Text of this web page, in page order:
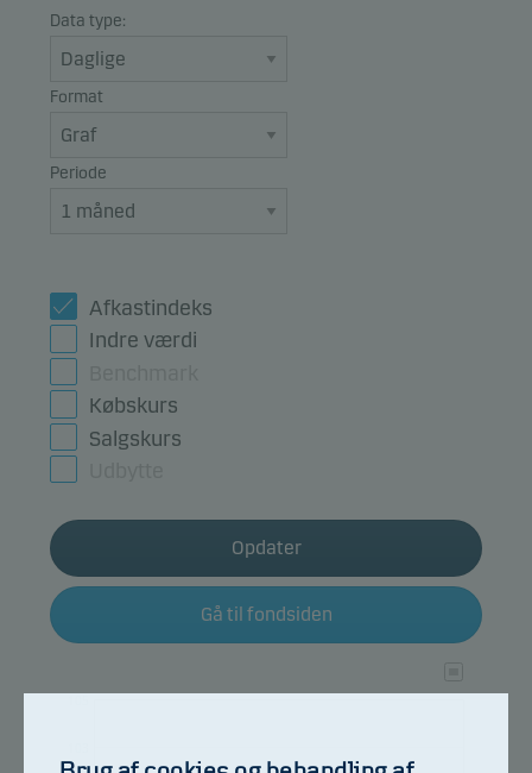
Data type:
Format
Periode
Afkastindeks
Indre værdi
Købskurs
Salgskurs
Opdater
Gå til fondsiden